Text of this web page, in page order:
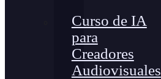
Curso de IA
para
Creadores
Audiovisuales